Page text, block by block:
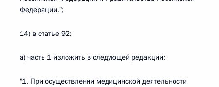
Федерации.";
14) в статье 92:
а) часть 1 изложить в следующей редакции:
"1. При осуществлении медицинской деятельности